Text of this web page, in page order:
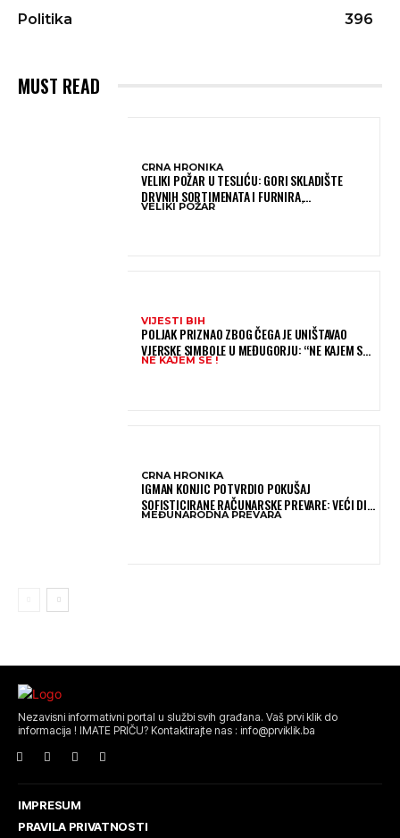
Politika
396
MUST READ
CRNA HRONIKA
VELIKI POŽAR U TESLIĆU: GORI SKLADIŠTE
DRVNIH SORTIMENATA I FURNIRA,
VATROGASCIMA STIŽE POMOĆ IZ VIŠE GRADOVA
VELIKI POŽAR
VIJESTI BIH
POLJAK PRIZNAO ZBOG ČEGA JE UNIŠTAVAO
VJERSKE SIMBOLE U MEĐUGORJU: “NE KAJEM SE I
PONOVIO BIH SVE”
NE KAJEM SE !
CRNA HRONIKA
IGMAN KONJIC POTVRDIO POKUŠAJ
SOFISTICIRANE RAČUNARSKE PREVARE: VEĆI DIO
NOVCA BLOKIRAN, OČEKUJE SE POVRAT
MEĐUNARODNA PREVARA
Nezavisni informativni portal u službi svih građana. Vaš prvi klik do
informacija ! IMATE PRIČU? Kontaktirajte nas : info@prviklik.ba
IMPRESUM
PRAVILA PRIVATNOSTI